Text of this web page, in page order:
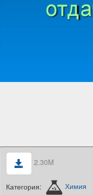
2.30M
Категория: Химия